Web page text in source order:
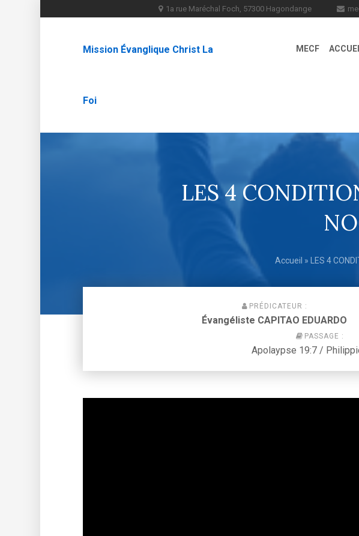
1a rue Maréchal Foch, 57300 Hagondange
Mission Évanglique Christ La
Foi
MECF
LES 4
Accueil » LES 4
PRÉDICATEUR :
Évangéliste CAPITAO EDUARDO
PASSAGE :
Apolaypse 19:7 /